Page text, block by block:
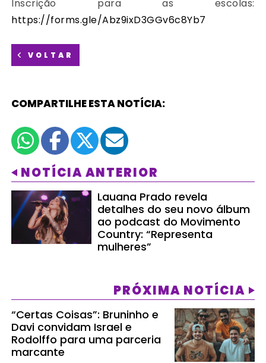
Inscrição para as escolas:
https://forms.gle/Abz9ixD3GGv6c8Yb7
VOLTAR
COMPARTILHE ESTA NOTÍCIA:
NOTÍCIA ANTERIOR
Lauana Prado revela
detalhes do seu novo álbum
ao podcast do Movimento
Country: “Representa
mulheres”
PRÓXIMA NOTÍCIA
“Certas Coisas”: Bruninho e
Davi convidam Israel e
Rodolffo para uma parceria
marcante